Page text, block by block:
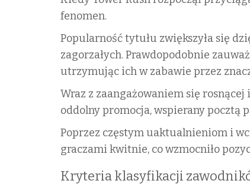
fenomen.
Popularność tytułu zwiększyła się
zagorzałych. Prawdopodobnie
utrzymując ich w zabawie przez
Wraz z zaangażowaniem się
oddolny promocja, wspierany pocztą
Poprzez częstym uaktualnieniom i
graczami kwitnie, co wzmocniło
Kryteria klasyfikacji